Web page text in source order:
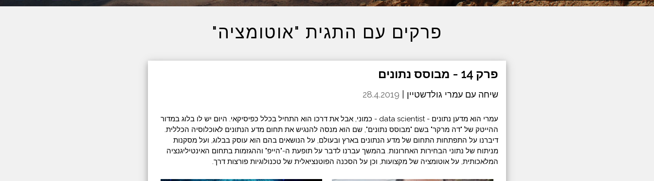
פרקים עם התגית "אוטומציה"
פרק 14 - מבוסס נתונים
שיחה עם עמרי גולדשטיין | 28.4.2019
עמרי הוא מדען נתונים - data scientist - כמוני, אבל את דרכו הוא התחיל בכלל כפיסיקאי. היום יש לו בלוג במדור
ההייטק של "דה מרקר" בשם "מבוסס נתונים", שם הוא מנסה להנגיש את תחום מדע הנתונים לאוכלוסיה הכללית.
דיברנו על התפתחות התחום של מדע הנתונים בארץ ובעולם, על הנושאים בהם הוא עוסק בבלוג, ועל מסקנות
מניתוח של נתוני הבחירות האחרונות. בהמשך עברנו לדבר על תופעת ה-"הייפ" וההגזמות בתחום האינטיליגנציה
המלאכותית, על אוטומציה של מקצועות, וכן על הסכנה הפוטנציאלית של טכנולוגיות פורצות דרך.